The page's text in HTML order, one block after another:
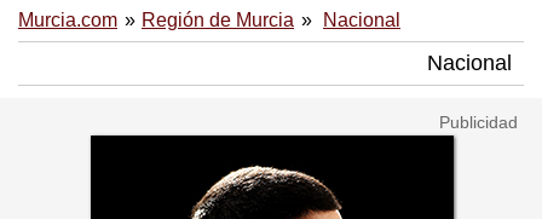
Murcia.com Región de Murcia Nacional
Nacional